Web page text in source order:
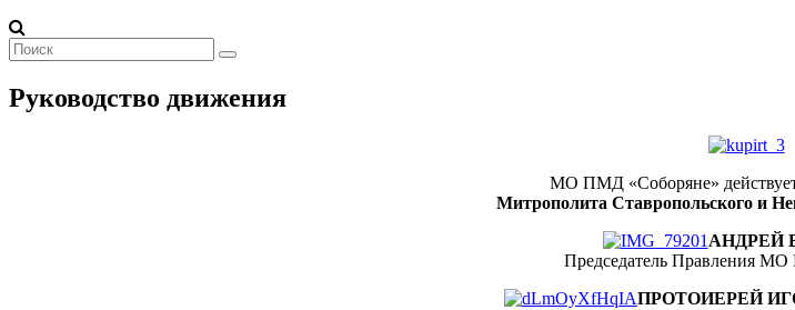
Руководство движения
МО ПМД «Соборяне»
Митрополита Ставропольского и
АНДРЕЙ
Председатель Правления
ПРОТОИЕРЕЙ